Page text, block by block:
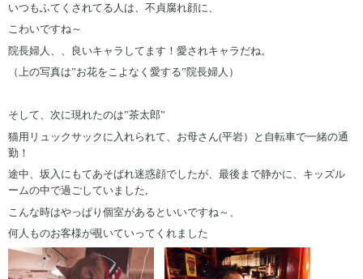
いつもふてくされてる人は、不貞腐れ顔に、
こわいですね～
院長婦人、、良いキャラしてます！愛されキャラだね。
（上の写真は”お花をこよなく愛する”院長婦人）
そして、次に現れたのは”茶太郎”
猫用リュックサックに入れられて、お母さん(平岩）と自転車で一緒の通
勤！
途中、坂入にもてあそばれ迷惑顔でしたが、最後まで静かに、キッズル
ームの中で過ごしていました,
こんな時はやっぱり個室があるといいですね～、
何人ものお客様が覗いていってくれました